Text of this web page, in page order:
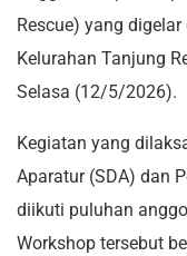
Rescue) yang
Kelurahan Tanjung
Selasa (12/5/2026).
Kegiatan yang
Aparatur (SDA) dan
diikuti puluhan
Workshop tersebut